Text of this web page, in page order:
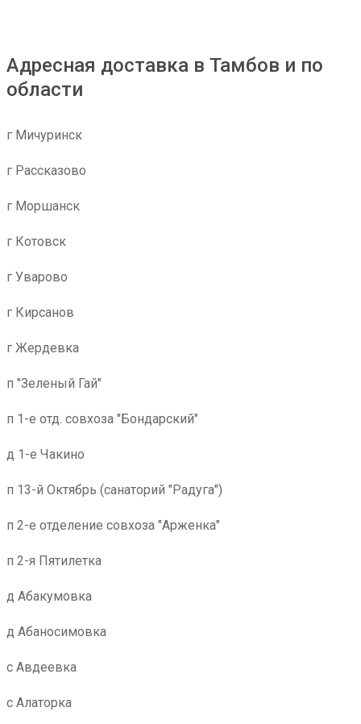
Адресная доставка в Тамбов и по
области
г Мичуринск
г Рассказово
г Моршанск
г Котовск
г Уварово
г Кирсанов
г Жердевка
п "Зеленый Гай"
п 1-е отд. совхоза "Бондарский"
д 1-е Чакино
п 13-й Октябрь (санаторий "Радуга")
п 2-е отделение совхоза "Арженка"
п 2-я Пятилетка
д Абакумовка
д Абаносимовка
с Авдеевка
с Алаторка